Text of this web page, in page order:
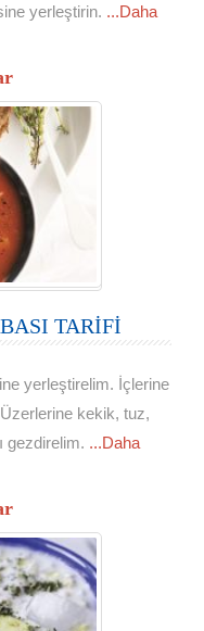
yerleştirin. ...Daha
TARİFİ
yerleştirelim. İçlerine
kekik, tuz,
gezdirelim. ...Daha